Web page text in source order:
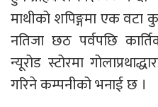
माथीको शपिङ्गमा एक वटा
नतिजा छठ पर्वपछि
न्यूरोड स्टोरमा
गरिने कम्पनीको भनाई छ ।